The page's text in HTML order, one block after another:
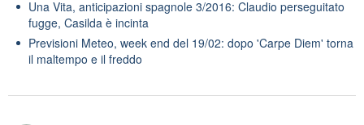
Una Vita, anticipazioni spagnole 3/2016: Claudio perseguitato
fugge, Casilda è incinta
Previsioni Meteo, week end del 19/02: dopo 'Carpe Diem' torna
il maltempo e il freddo